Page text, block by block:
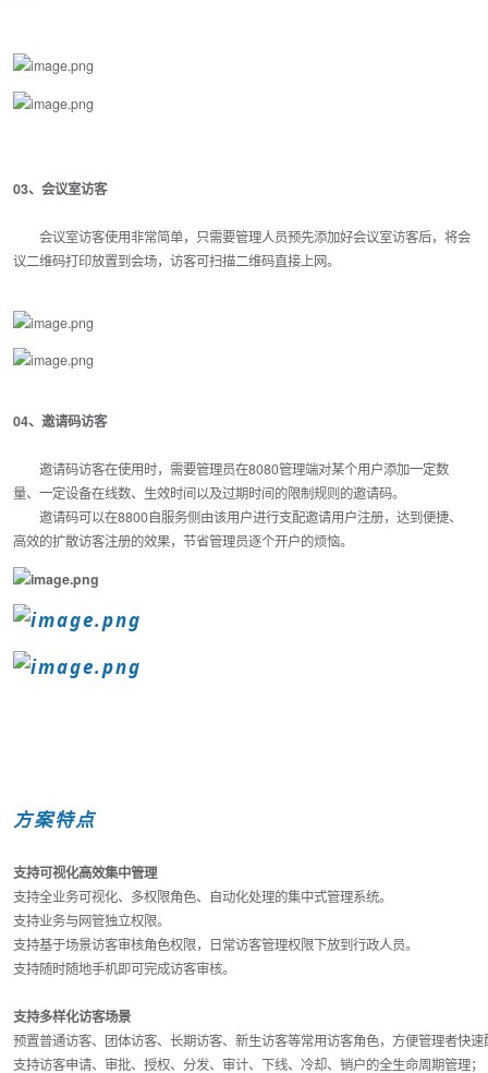
03、会议室访客
会议室访客使用非常简单，只需要管理人员预先添加好会议室访客后，将会
议二维码打印放置到会场，访客可扫描二维码直接上网。
04、邀请码访客
邀请码访客在使用时，需要管理员在8080管理端对某个用户添加一定数
量、一定设备在线数、生效时间以及过期时间的限制规则的邀请码。
邀请码可以在8800自服务侧由该用户进行支配邀请用户注册，达到便捷、
高效的扩散访客注册的效果，节省管理员逐个开户的烦恼。
方案特点
支持可视化高效集中管理
支持全业务可视化、多权限角色、自动化处理的集中式管理系统。
支持业务与网管独立权限。
支持基于场景访客审核角色权限，日常访客管理权限下放到行政人员。
支持随时随地手机即可完成访客审核。
支持多样化访客场景
预置普通访客、团体访客、长期访客、新生访客等常用访客角色，方便管理者快速
支持访客申请、审批、授权、分发、审计、下线、冷却、销户的全生命周期管理；